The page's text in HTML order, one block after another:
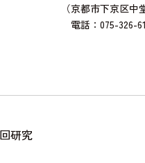
（京都市下京区中堂寺
電話：075-326-6101
研究